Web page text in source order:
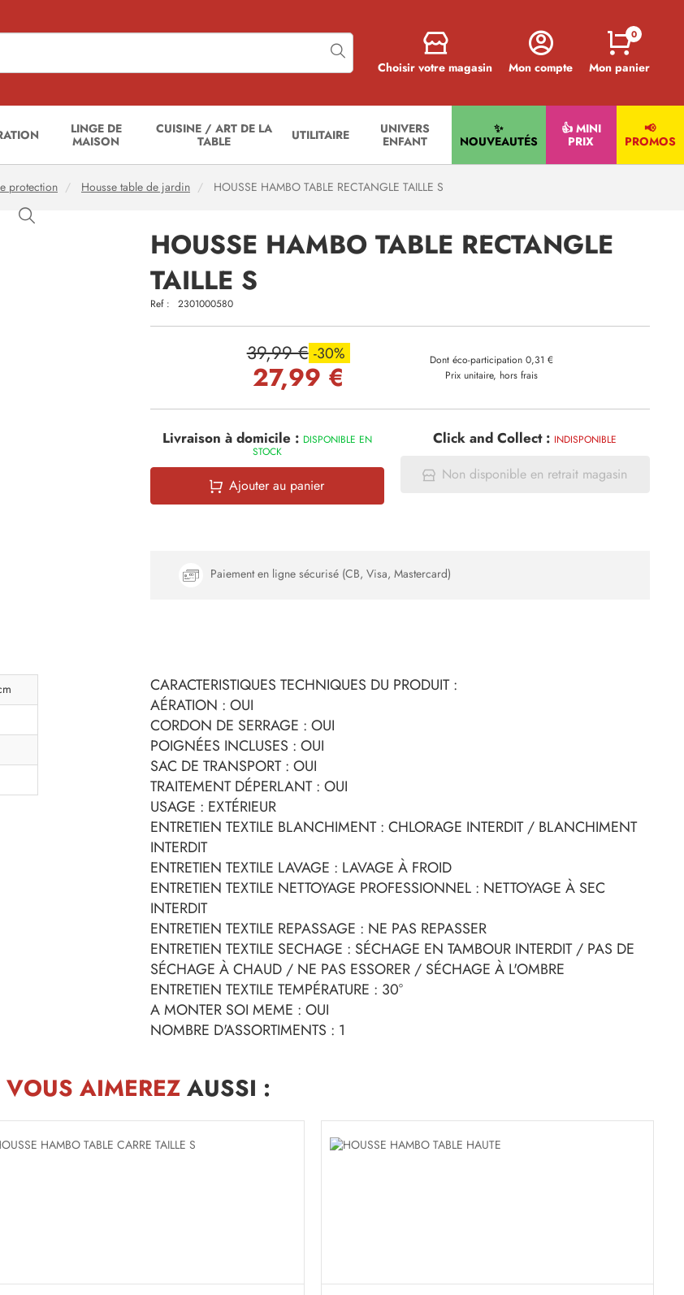
Choisir votre magasin Mon compte Mon panier
0
LINGE DE
MAISON
CUISINE / ART DE LA
TABLE
UTILITAIRE
UNIVERS
ENFANT
✨
NOUVEAUTÉS
👍 MINI
PRIX
📢
PROMOS
protection Housse table de jardin HOUSSE HAMBO TABLE RECTANGLE TAILLE S
HOUSSE HAMBO TABLE RECTANGLE
TAILLE S
Ref : 2301000580
39,99 € -30%
27,99 €
Dont éco-participation 0,31 €
Prix unitaire, hors frais
Livraison à domicile : DISPONIBLE EN
STOCK
Ajouter au panier
Click and Collect : INDISPONIBLE
Non disponible en retrait magasin
Paiement en ligne sécurisé (CB, Visa, Mastercard)
CARACTERISTIQUES TECHNIQUES DU PRODUIT :
AÉRATION : OUI
CORDON DE SERRAGE : OUI
POIGNÉES INCLUSES : OUI
SAC DE TRANSPORT : OUI
TRAITEMENT DÉPERLANT : OUI
USAGE : EXTÉRIEUR
ENTRETIEN TEXTILE BLANCHIMENT : CHLORAGE INTERDIT / BLANCHIMENT
INTERDIT
ENTRETIEN TEXTILE LAVAGE : LAVAGE À FROID
ENTRETIEN TEXTILE NETTOYAGE PROFESSIONNEL : NETTOYAGE À SEC
INTERDIT
ENTRETIEN TEXTILE REPASSAGE : NE PAS REPASSER
ENTRETIEN TEXTILE SECHAGE : SÉCHAGE EN TAMBOUR INTERDIT / PAS DE
SÉCHAGE À CHAUD / NE PAS ESSORER / SÉCHAGE À L'OMBRE
ENTRETIEN TEXTILE TEMPÉRATURE : 30°
A MONTER SOI MEME : OUI
NOMBRE D'ASSORTIMENTS : 1
VOUS AIMEREZAUSSI :